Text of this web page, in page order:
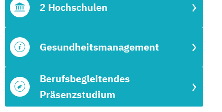
Berufsbegleitendes
Präsenzstudium
Gesundheitsmanagement
2 Hochschulen